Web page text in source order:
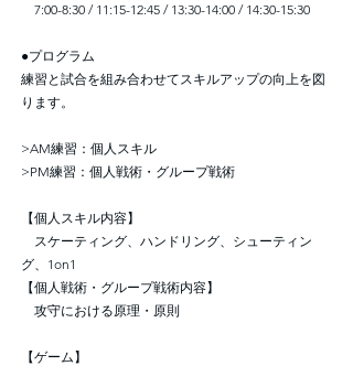
7:00-8:30 / 11:15-12:45 / 13:30-14:00 / 14:30-15:30
●プログラム
練習と試合を組み合わせてスキルアップの向上を図
ります。
>AM練習：個人スキル
>PM練習：個人戦術・グループ戦術
【個人スキル内容】
スケーティング、ハンドリング、シューティン
グ、1on1
【個人戦術・グループ戦術内容】
攻守における原理・原則
【ゲーム】